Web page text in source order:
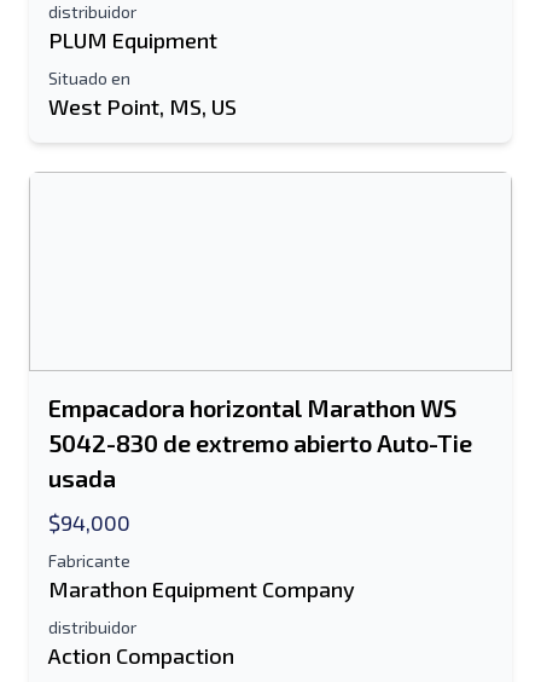
distribuidor
PLUM Equipment
Situado en
West Point, MS, US
Empacadora horizontal Marathon WS
5042-830 de extremo abierto Auto-Tie
usada
$94,000
Fabricante
Marathon Equipment Company
distribuidor
Action Compaction